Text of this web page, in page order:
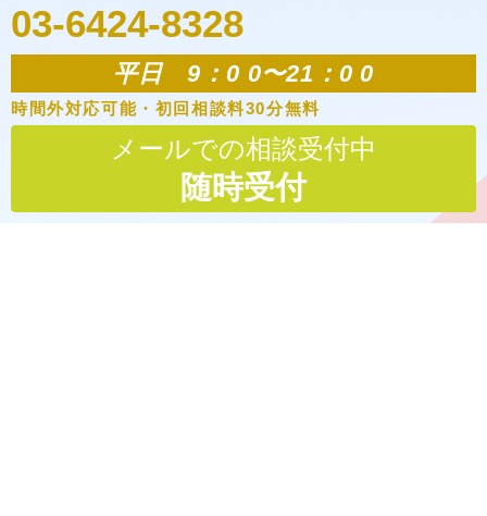
03-6424-8328
平日 9：0 0〜21：0 0
時間外対応可能・初回相談料30分無料
メールでの相談受付中
随時受付